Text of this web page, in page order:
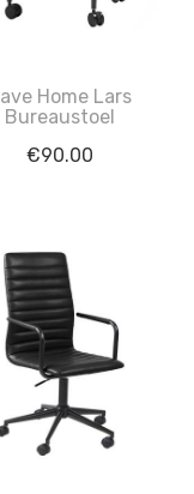
Home Lars
Bureaustoel
€90.00